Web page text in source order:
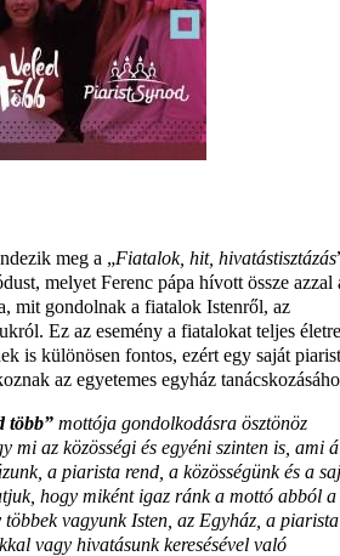
meg a „Fiatalok, hit, hivatástisztázás
melyet Ferenc pápa hívott össze azzal
mit gondolnak a fiatalok Istenről, az
Ez az esemény a fiatalokat teljes életre
is különösen fontos, ezért egy saját
az egyetemes egyház
több” mottója gondolkodásra ösztönöz
mi az közösségi és egyéni szinten is, ami
a piarista rend, a közösségünk és a
hogy miként igaz ránk a mottó abból a
vagyunk Isten, az Egyház, a piarista
vagy hivatásunk keresésével való